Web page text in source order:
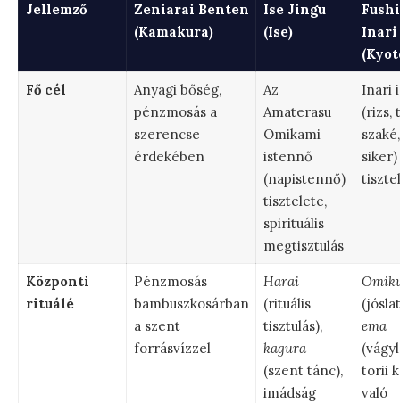
Jellemző
Zeniarai Benten
(Kamakura)
Ise Jingu
(Ise)
Inari
Fő cél
Anyagi bőség,
pénzmosás a
szerencse
érdekében
Az
Amaterasu
Omikami
istennő
(napistennő)
tisztelete,
spirituális
megtisztulás
Inari
(rizs,
siker)
Központi
rituálé
Pénzmosás
bambuszkosárban
a szent
forrásvízzel
Harai
(rituális
tisztulás),
kagura
(szent tánc),
imádság
ema
torii
való